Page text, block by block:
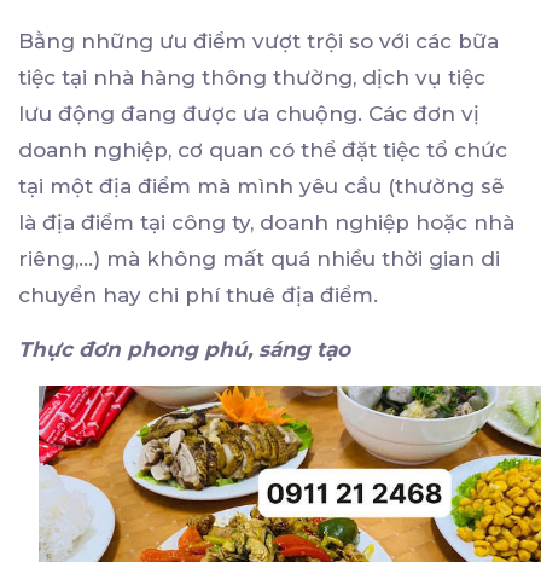
Bằng những ưu điểm vượt trội so với các bữa
tiệc tại nhà hàng thông thường, dịch vụ tiệc
lưu động đang được ưa chuộng. Các đơn vị
doanh nghiệp, cơ quan có thể đặt tiệc tổ chức
tại một địa điểm mà mình yêu cầu (thường sẽ
là địa điểm tại công ty, doanh nghiệp hoặc nhà
riêng,…) mà không mất quá nhiều thời gian di
chuyển hay chi phí thuê địa điểm.
Thực đơn phong phú, sáng tạo